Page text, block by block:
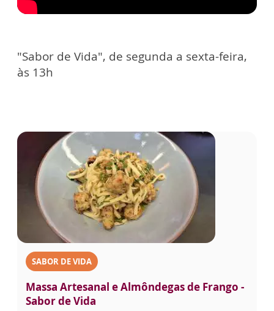
"Sabor de Vida", de segunda a sexta-feira,
às 13h
SABOR DE VIDA
Massa Artesanal e Almôndegas de Frango -
Sabor de Vida